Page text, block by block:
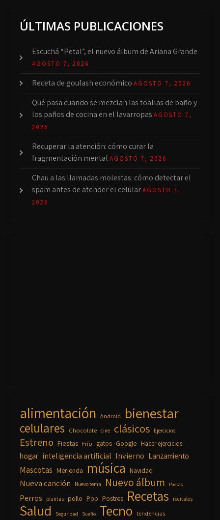
ÚLTIMAS PUBLICACIONES
Escuchá “Petal”, el nuevo álbum de Ariana Grande
AGOSTO 7, 2026
Receta de goulash económico AGOSTO 7, 2026
Qué pasa cuando se mezclan las toallas de baño y
los paños de cocina en el lavarropas AGOSTO 7,
2026
Recuperar la atención: cómo curar la
fragmentación mental AGOSTO 7, 2026
Chau a las llamadas molestas: cómo detectar el
spam antes de atender el celularAGOSTO 7,
2026
alimentación Android bienestar
celulares Chocolate cine clásicos Ejercicios
Estreno Fiestas Frío gatos Google Hacer ejercicios
hogar inteligencia artificial Invierno Lanzamiento
Mascotas Merienda música Navidad
Nueva canción Nuevo tema Nuevo álbum Pastas
Perros plantas pollo Pop Postres Recetas recitales
Salud Seguridad Sueño Tecno tendencias